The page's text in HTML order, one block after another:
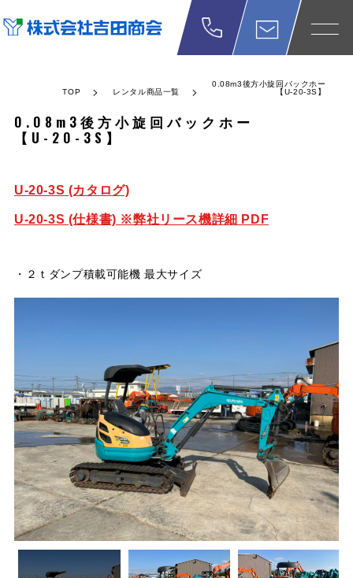
TOP レンタル商品一覧
0.08m3後方小旋回バックホー
【U-20-3S】
0.08m3後方小旋回バックホー
【U-20-3S】
U-20-3S (カタログ)
U-20-3S (仕様書) ※弊社リース機詳細 PDF
・２ｔダンプ積載可能機 最大サイズ